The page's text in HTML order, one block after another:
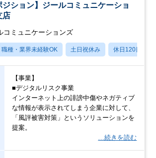
ジション】ジールコミュニケーショ
店
コミュニケーションズ
職種・業界未経験OK 土日祝休み 休日120日以上
【事業】
■デジタルリスク事業
インターネット上の誹謗中傷やネガティブ
な情報が表示されてしまう企業に対して、
「風評被害対策」というソリューションを
提案。
…続きを読む